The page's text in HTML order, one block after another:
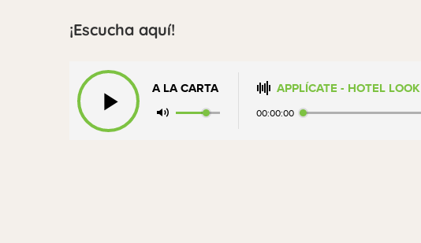
¡Escucha aquí!
A LA CARTA APPLÍCATE - HOTEL LOOK
00:00:00